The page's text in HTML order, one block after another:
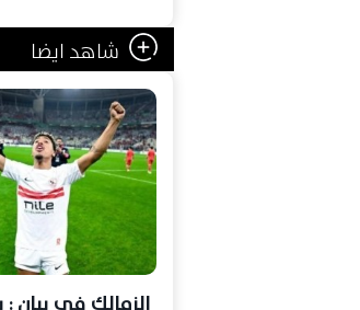
شاهد ايضا
الزمالك في بيان :